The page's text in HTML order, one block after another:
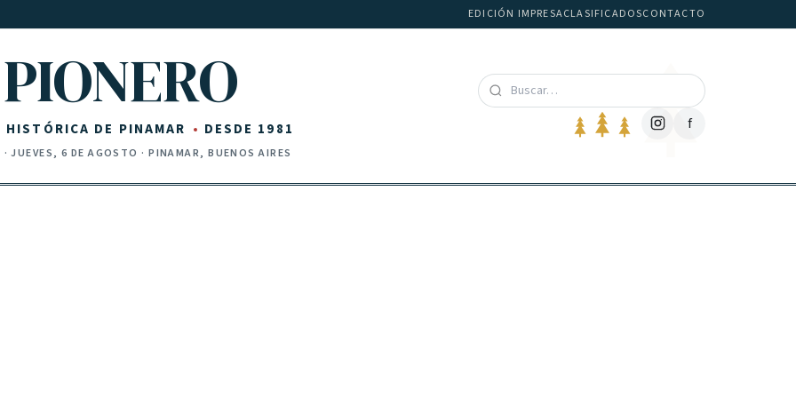
EDICIÓN IMPRESACLASIFICADOSCONTACTO
PIONERO
HISTÓRICA DE PINAMAR DESDE 1981
·JUEVES, 6 DE AGOSTO · PINAMAR, BUENOS AIRES
f